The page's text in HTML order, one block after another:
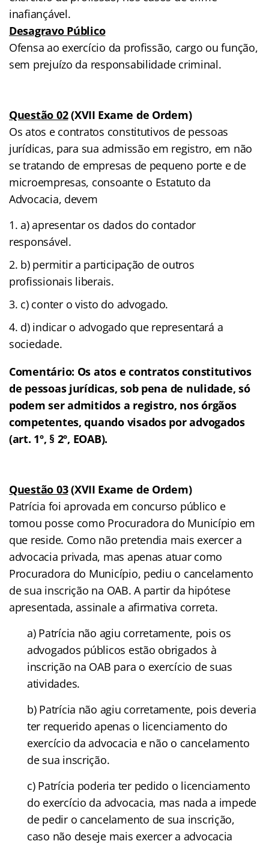
inafiançável.
Desagravo Público
Ofensa ao exercício da profissão, cargo ou função,
sem prejuízo da responsabilidade criminal.
Questão 02(XVII Exame de Ordem)
Os atos e contratos constitutivos de pessoas
jurídicas, para sua admissão em registro, em não
se tratando de empresas de pequeno porte e de
microempresas, consoante o Estatuto da
Advocacia, devem
a) apresentar os dados do contador
responsável.
b) permitir a participação de outros
profissionais liberais.
c) conter o visto do advogado.
d) indicar o advogado que representará a
sociedade.
Comentário: Os atos e contratos constitutivos
de pessoas jurídicas, sob pena de nulidade, só
podem ser admitidos a registro, nos órgãos
competentes, quando visados por advogados
(art. 1º, § 2º, EOAB).
Questão 03(XVII Exame de Ordem)
Patrícia foi aprovada em concurso público e
tomou posse como Procuradora do Município em
que reside. Como não pretendia mais exercer a
advocacia privada, mas apenas atuar como
Procuradora do Município, pediu o cancelamento
de sua inscrição na OAB. A partir da hipótese
apresentada, assinale a afirmativa correta.
a) Patrícia não agiu corretamente, pois os
advogados públicos estão obrigados à
inscrição na OAB para o exercício de suas
atividades.
b) Patrícia não agiu corretamente, pois deveria
ter requerido apenas o licenciamento do
exercício da advocacia e não o cancelamento
de sua inscrição.
c) Patrícia poderia ter pedido o licenciamento
do exercício da advocacia, mas nada a impede
de pedir o cancelamento de sua inscrição,
caso não deseje mais exercer a advocacia